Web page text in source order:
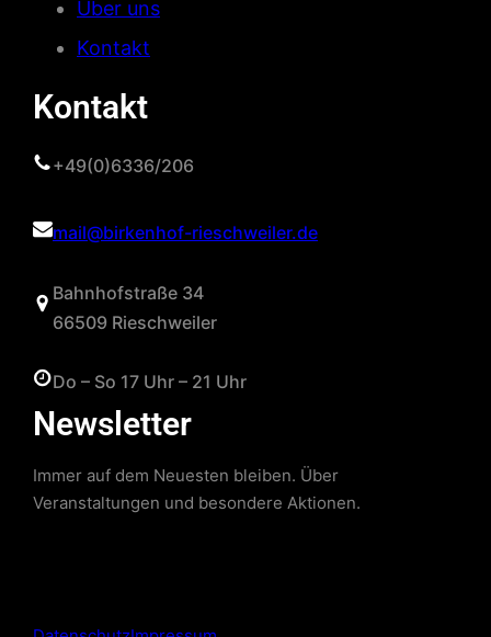
Über uns
Kontakt
Kontakt
+49(0)6336/206
mail@birkenhof-rieschweiler.de
Bahnhofstraße 34
66509 Rieschweiler
Do – So 17 Uhr – 21 Uhr
Newsletter
Immer auf dem Neuesten bleiben. Über
Veranstaltungen und besondere Aktionen.